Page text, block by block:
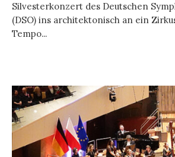
Silvesterkonzert des Deutschen
(DSO) ins architektonisch an ein
Tempo...